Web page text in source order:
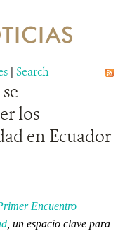
Y RECLAMOS
| Search
los
en Ecuador
Encuentro
, un espacio clave para